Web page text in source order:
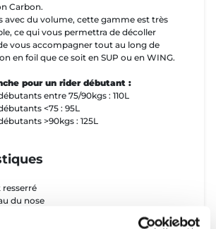
Carbon.
avec du volume, cette gamme est très
ce qui vous permettra de décoller
vous accompagner tout au long de
en foil que ce soit en SUP ou en WING.
pour un rider débutant :
entre 75/90kgs : 110L
<75 : 95L
>90kgs : 125L
resserré
du nose
pour positionner les footstraps à votre